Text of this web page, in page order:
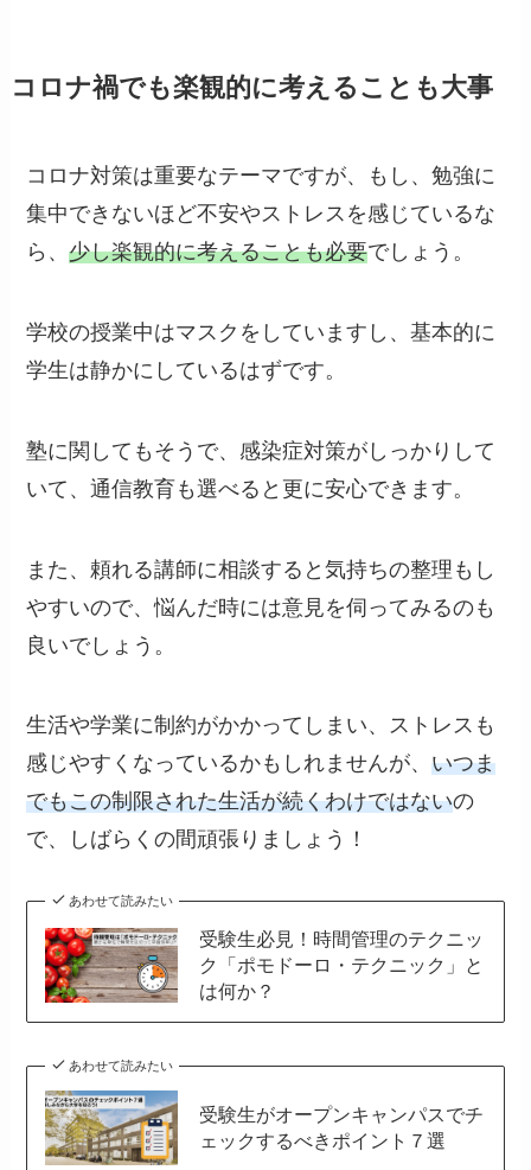
コロナ禍でも楽観的に考えることも大事
コロナ対策は重要なテーマですが、もし、勉強に
集中できないほど不安やストレスを感じているな
ら、少し楽観的に考えることも必要でしょう。
学校の授業中はマスクをしていますし、基本的に
学生は静かにしているはずです。
塾に関してもそうで、感染症対策がしっかりして
いて、通信教育も選べると更に安心できます。
また、頼れる講師に相談すると気持ちの整理もし
やすいので、悩んだ時には意見を伺ってみるのも
良いでしょう。
生活や学業に制約がかかってしまい、ストレスも
感じやすくなっているかもしれませんが、いつま
でもこの制限された生活が続くわけではないの
で、しばらくの間頑張りましょう！
あわせて読みたい
受験生必見！時間管理のテクニッ
ク「ポモドーロ・テクニック」と
は何か？
あわせて読みたい
受験生がオープンキャンパスでチ
ェックするべきポイント７選